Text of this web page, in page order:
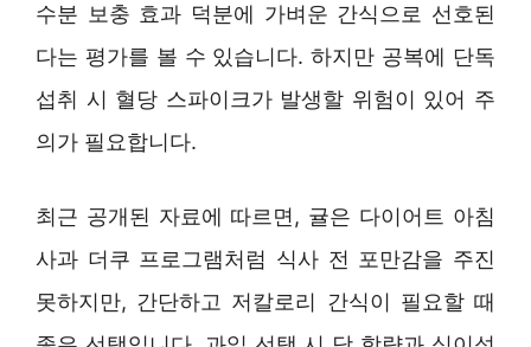
수분 보충 효과 덕분에 가벼운 간식으로 선호된
다는 평가를 볼 수 있습니다. 하지만 공복에 단독
섭취 시 혈당 스파이크가 발생할 위험이 있어 주
의가 필요합니다.
최근 공개된 자료에 따르면, 귤은 다이어트 아침
사과 더쿠 프로그램처럼 식사 전 포만감을 주진
못하지만, 간단하고 저칼로리 간식이 필요할 때